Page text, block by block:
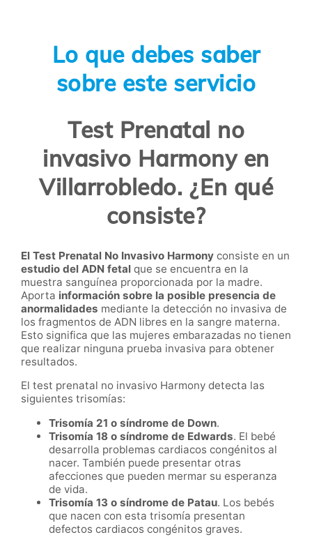
Lo que debes saber
sobre este servicio
Test Prenatal no
invasivo Harmony en
Villarrobledo. ¿En qué
consiste?
El Test Prenatal No Invasivo Harmony consiste en un
estudio del ADN fetal que se encuentra en la
muestra sanguínea proporcionada por la madre.
Aporta información sobre la posible presencia de
anormalidades mediante la detección no invasiva de
los fragmentos de ADN libres en la sangre materna.
Esto significa que las mujeres embarazadas no tienen
que realizar ninguna prueba invasiva para obtener
resultados.
El test prenatal no invasivo Harmony detecta las
siguientes trisomías:
Trisomía 21 o síndrome de Down.
Trisomía 18 o síndrome de Edwards. El bebé
desarrolla problemas cardiacos congénitos al
nacer. También puede presentar otras
afecciones que pueden mermar su esperanza
de vida.
Trisomía 13 o síndrome de Patau. Los bebés
que nacen con esta trisomía presentan
defectos cardiacos congénitos graves.